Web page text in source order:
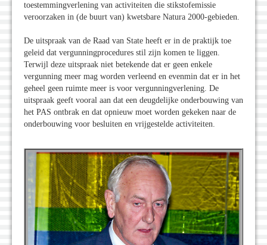
toestemmingverlening van activiteiten die stikstofemissie
veroorzaken in (de buurt van) kwetsbare Natura 2000-gebieden.
De uitspraak van de Raad van State heeft er in de praktijk toe
geleid dat vergunningprocedures stil zijn komen te liggen.
Terwijl deze uitspraak niet betekende dat er geen enkele
vergunning meer mag worden verleend en evenmin dat er in het
geheel geen ruimte meer is voor vergunningverlening. De
uitspraak geeft vooral aan dat een deugdelijke onderbouwing van
het PAS ontbrak en dat opnieuw moet worden gekeken naar de
onderbouwing voor besluiten en vrijgestelde activiteiten.